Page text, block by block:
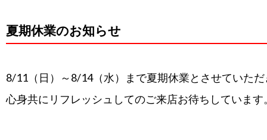
夏期休業のお知らせ
8/11（日）～8/14（水）まで夏期休業とさせていた
心身共にリフレッシュしてのご来店お待ちしています